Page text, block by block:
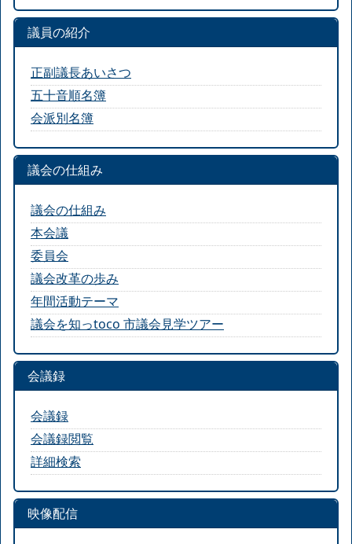
議員の紹介
正副議長あいさつ
五十音順名簿
会派別名簿
議会の仕組み
議会の仕組み
本会議
委員会
議会改革の歩み
年間活動テーマ
議会を知っtoco 市議会見学ツアー
会議録
会議録
会議録閲覧
詳細検索
映像配信